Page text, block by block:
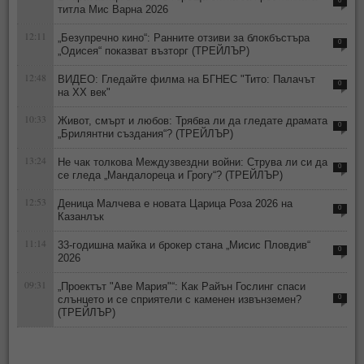
титла Мис Варна 2026
12:11
„Безупречно кино“: Ранните отзиви за блокбъстъра
„Одисея“ показват възторг (ТРЕЙЛЪР)
0
12:48
ВИДЕО: Гледайте филма на БГНЕС "Тито: Палачът
на ХХ век"
0
10:33
Живот, смърт и любов: Трябва ли да гледате драмата
„Брилянтни създания“? (ТРЕЙЛЪР)
0
13:24
Не чак толкова Междузвездни войни: Струва ли си да
се гледа „Мандалореца и Грогу“? (ТРЕЙЛЪР)
0
12:53
Деница Малчева е новата Царица Роза 2026 на
Казанлък
0
11:14
33-годишна майка и брокер стана „Мисис Пловдив“
2026
0
09:31
„Проектът "Аве Мария"“: Как Райън Гослинг спаси
слънцето и се сприятели с каменен извънземен?
(ТРЕЙЛЪР)
0